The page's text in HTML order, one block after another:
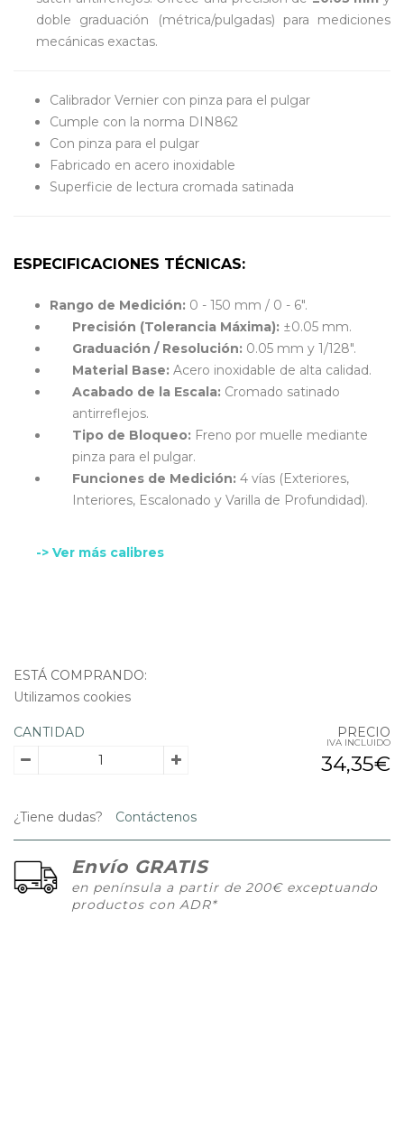
doble graduación (métrica/pulgadas) para mediciones
mecánicas exactas.
Calibrador Vernier con pinza para el pulgar
Cumple con la norma DIN862
Con pinza para el pulgar
Fabricado en acero inoxidable
Superficie de lectura cromada satinada
ESPECIFICACIONES TÉCNICAS:
Rango de Medición: 0 - 150 mm / 0 - 6".
Precisión (Tolerancia Máxima): ±0.05 mm.
Graduación / Resolución: 0.05 mm y 1/128".
Material Base: Acero inoxidable de alta calidad.
Acabado de la Escala: Cromado satinado
antirreflejos.
Tipo de Bloqueo: Freno por muelle mediante
pinza para el pulgar.
Funciones de Medición: 4 vías (Exteriores,
Interiores, Escalonado y Varilla de Profundidad).
-> Ver más calibres
ESTÁ COMPRANDO:
Utilizamos cookies
CANTIDAD PRECIO
IVA INCLUIDO
34,35€
¿Tiene dudas? Contáctenos
Envío GRATIS
en península a partir de 200€ exceptuando
productos con ADR*